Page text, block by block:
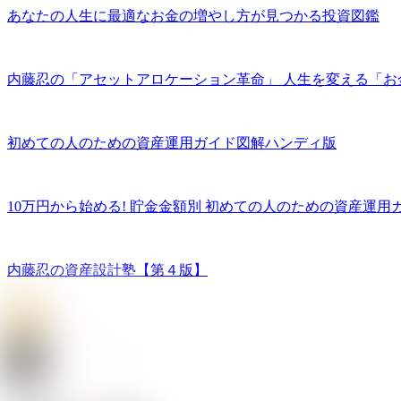
あなたの人生に最適なお金の増やし方が見つかる投資図鑑
内藤忍の「アセットアロケーション革命」 人生を変える「お
初めての人のための資産運用ガイド図解ハンディ版
10万円から始める! 貯金金額別 初めての人のための資産運用
内藤忍の資産設計塾【第４版】